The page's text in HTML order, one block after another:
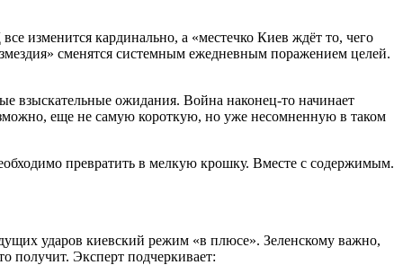
изменится кардинально, а «местечко Киев ждёт то, чего
сменятся системным ежедневным поражением целей.
взыскательные ожидания. Война наконец-то начинает
еще не самую короткую, но уже несомненную в таком
превратить в мелкую крошку. Вместе с содержимым.
ударов киевский режим «в плюсе». Зеленскому важно,
получит. Эксперт подчеркивает: